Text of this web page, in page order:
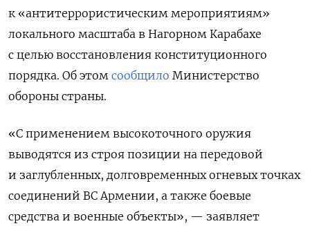
к «антитеррористическим мероприятиям»
локального масштаба в Нагорном Карабахе
с целью восстановления конституционного
порядка. Об этом сообщило Министерство
обороны страны.
«С применением высокоточного оружия
выводятся из строя позиции на передовой
и заглубленных, долговременных огневых точках
соединений ВС Армении, а также боевые
средства и военные объекты», — заявляет